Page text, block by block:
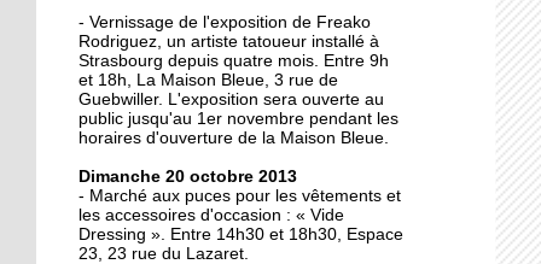
Christian Wahl obtient la
baguette d'or 2013
11 octobre 2013
la tête de la grande
mosquée
11 octobre 2013
- Vernissage de l'exposition de Freako
Rodriguez, un artiste tatoueur installé à
Strasbourg depuis quatre mois. Entre 9h
et 18h, La Maison Bleue, 3 rue de
Guebwiller. L'exposition sera ouverte au
public jusqu'au 1er novembre pendant les
horaires d'ouverture de la Maison Bleue.
Dimanche 20 octobre 2013
- Marché aux puces pour les vêtements et
les accessoires d'occasion : « Vide
Dressing ». Entre 14h30 et 18h30, Espace
23, 23 rue du Lazaret.